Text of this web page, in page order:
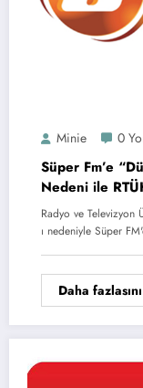
Minie 0
Süper Fm’e
Nedeni ile
Radyo ve Televizyon
ı nedeniyle Süper
Daha